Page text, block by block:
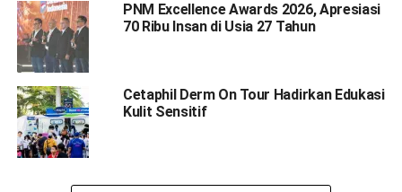
PNM Excellence Awards 2026, Apresiasi
70 Ribu Insan di Usia 27 Tahun
Cetaphil Derm On Tour Hadirkan Edukasi
Kulit Sensitif